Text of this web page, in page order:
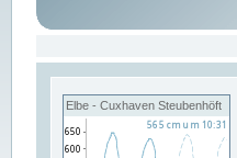
Elbe - Cuxhaven Steubenhöft